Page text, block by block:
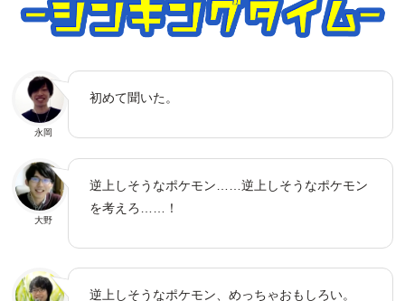
永岡
初めて聞いた。
大野
逆上しそうなポケモン……逆上しそうなポケモン
を考えろ……！
逆上しそうなポケモン、めっちゃおもしろい。